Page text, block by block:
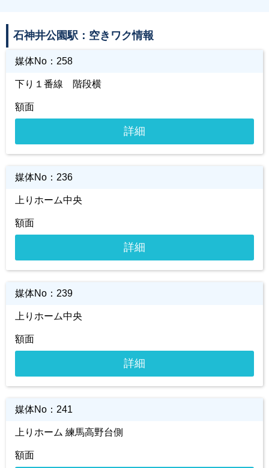
石神井公園駅：空きワク情報
媒体No： 258
下り１番線 階段横
額面
詳細
媒体No： 236
上りホーム中央
額面
詳細
媒体No： 239
上りホーム中央
額面
詳細
媒体No： 241
上りホーム 練馬高野台側
額面